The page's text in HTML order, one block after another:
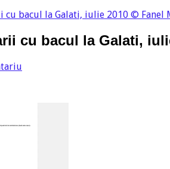
cu bacul la Galati, iulie 2010 © Fanel
cu bacul la Galati,